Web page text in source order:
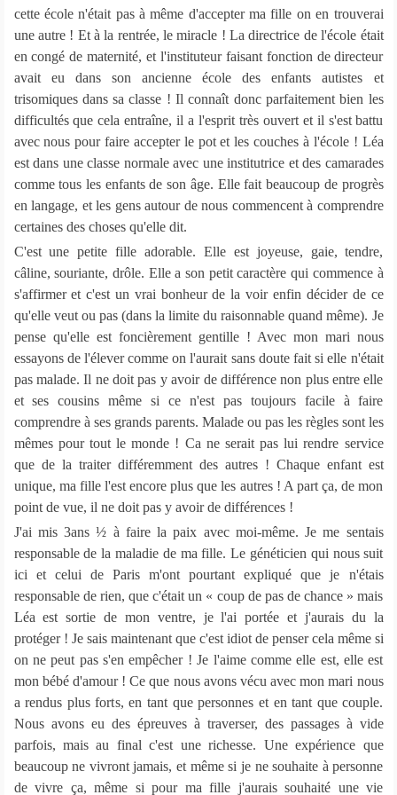
cette école n'était pas à même d'accepter ma fille on en trouverai
une autre ! Et à la rentrée, le miracle ! La directrice de l'école était
en congé de maternité, et l'instituteur faisant fonction de directeur
avait eu dans son ancienne école des enfants autistes et
trisomiques dans sa classe ! Il connaît donc parfaitement bien les
difficultés que cela entraîne, il a l'esprit très ouvert et il s'est battu
avec nous pour faire accepter le pot et les couches à l'école ! Léa
est dans une classe normale avec une institutrice et des camarades
comme tous les enfants de son âge. Elle fait beaucoup de progrès
en langage, et les gens autour de nous commencent à comprendre
certaines des choses qu'elle dit.
C'est une petite fille adorable. Elle est joyeuse, gaie, tendre,
câline, souriante, drôle. Elle a son petit caractère qui commence à
s'affirmer et c'est un vrai bonheur de la voir enfin décider de ce
qu'elle veut ou pas (dans la limite du raisonnable quand même). Je
pense qu'elle est foncièrement gentille ! Avec mon mari nous
essayons de l'élever comme on l'aurait sans doute fait si elle n'était
pas malade. Il ne doit pas y avoir de différence non plus entre elle
et ses cousins même si ce n'est pas toujours facile à faire
comprendre à ses grands parents. Malade ou pas les règles sont les
mêmes pour tout le monde ! Ca ne serait pas lui rendre service
que de la traiter différemment des autres ! Chaque enfant est
unique, ma fille l'est encore plus que les autres ! A part ça, de mon
point de vue, il ne doit pas y avoir de différences !
J'ai mis 3ans ½ à faire la paix avec moi-même. Je me sentais
responsable de la maladie de ma fille. Le généticien qui nous suit
ici et celui de Paris m'ont pourtant expliqué que je n'étais
responsable de rien, que c'était un « coup de pas de chance » mais
Léa est sortie de mon ventre, je l'ai portée et j'aurais du la
protéger ! Je sais maintenant que c'est idiot de penser cela même si
on ne peut pas s'en empêcher ! Je l'aime comme elle est, elle est
mon bébé d'amour ! Ce que nous avons vécu avec mon mari nous
a rendus plus forts, en tant que personnes et en tant que couple.
Nous avons eu des épreuves à traverser, des passages à vide
parfois, mais au final c'est une richesse. Une expérience que
beaucoup ne vivront jamais, et même si je ne souhaite à personne
de vivre ça, même si pour ma fille j'aurais souhaité une vie